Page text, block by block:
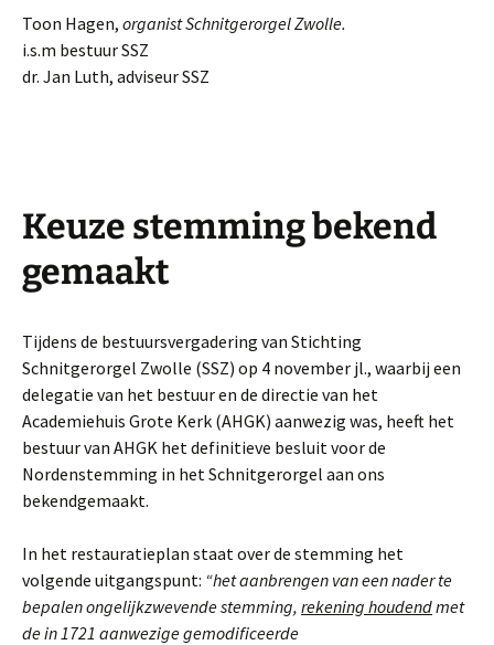
Toon Hagen, organist Schnitgerorgel Zwolle.
i.s.m bestuur SSZ
dr. Jan Luth, adviseur SSZ
Keuze stemming bekend
gemaakt
Tijdens de bestuursvergadering van Stichting
Schnitgerorgel Zwolle (SSZ) op 4 november jl., waarbij een
delegatie van het bestuur en de directie van het
Academiehuis Grote Kerk (AHGK) aanwezig was, heeft het
bestuur van AHGK het definitieve besluit voor de
Nordenstemming in het Schnitgerorgel aan ons
bekendgemaakt.
In het restauratieplan staat over de stemming het
volgende uitgangspunt: “het aanbrengen van een nader te
bepalen ongelijkzwevende stemming, rekening houdendmet
de in 1721 aanwezige gemodificeerde